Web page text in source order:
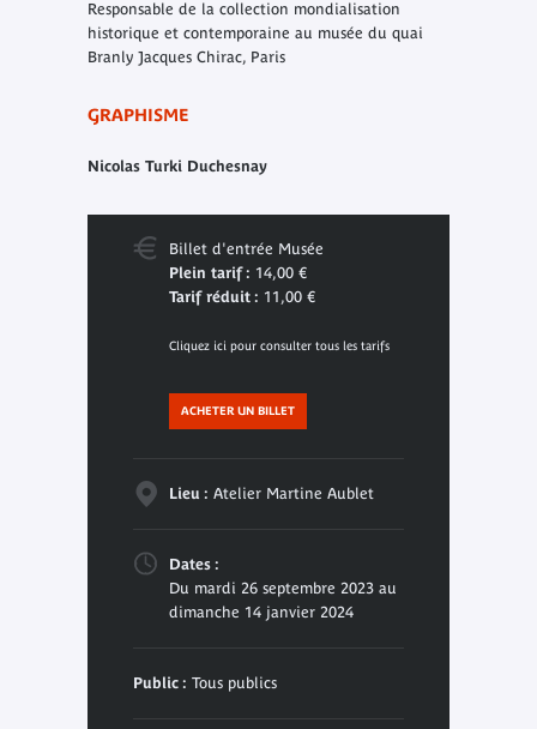
Responsable de la collection mondialisation
historique et contemporaine au musée du quai
Branly Jacques Chirac, Paris
GRAPHISME
Nicolas Turki Duchesnay
Billet d'entrée Musée
Plein tarif : 14,00 €
Tarif réduit : 11,00 €
Cliquez ici pour consulter tous les tarifs
ACHETER UN BILLET
Lieu : Atelier Martine Aublet
Dates :
Du mardi 26 septembre 2023 au
dimanche 14 janvier 2024
Public : Tous publics